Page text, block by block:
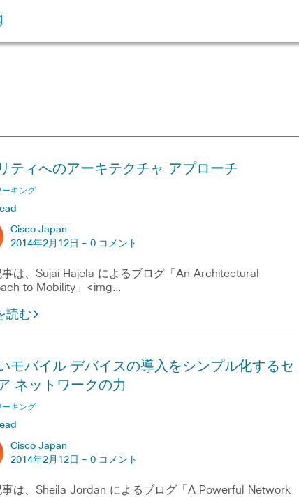
ティへのアーキテクチャ アプローチ
ーキング
Cisco Japan
2014年2月12日 - 0 コメント
事は、Sujai Hajela によるブログ「An Architectural
to Mobility」<img…
読む
モバイル デバイスの導入をシンプル化するセ
ネットワークの力
ーキング
Cisco Japan
2014年2月12日 - 0 コメント
事は、Sheila Jordan によるブログ「A Powerful Network